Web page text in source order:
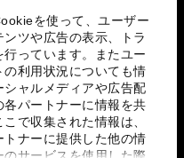
を使って、ユーザー
ツや広告の表示、トラ
っています。またユー
利用状況についても情
ャルメディアや広告配
パートナーに情報を共
で収集された情報は、
トナーに提供した他の情